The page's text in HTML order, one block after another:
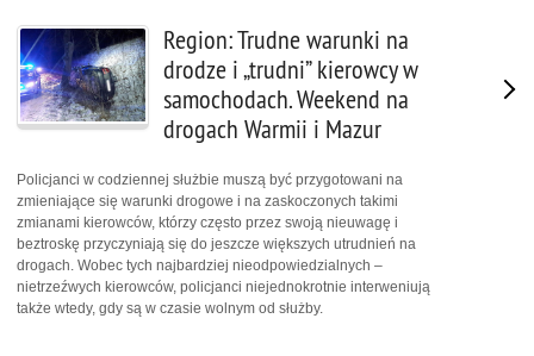
Region: Trudne warunki na
drodze i „trudni” kierowcy w
samochodach. Weekend na
drogach Warmii i Mazur
Policjanci w codziennej służbie muszą być przygotowani na
zmieniające się warunki drogowe i na zaskoczonych takimi
zmianami kierowców, którzy często przez swoją nieuwagę i
beztroskę przyczyniają się do jeszcze większych utrudnień na
drogach. Wobec tych najbardziej nieodpowiedzialnych –
nietrzeźwych kierowców, policjanci niejednokrotnie interweniują
także wtedy, gdy są w czasie wolnym od służby.